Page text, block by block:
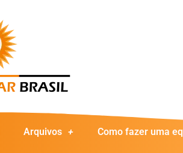
Arquivos Como fazer uma